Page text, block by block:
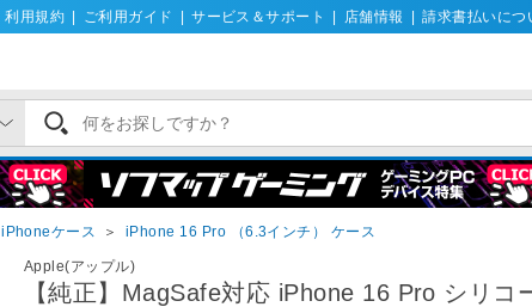
利用規約 ご利用ガイド サービス＆サポート 店舗情報 請求書払いにつ
iPhoneケース ＞ iPhone 16 Pro （6.3インチ） ケース
Apple(アップル)
【純正】MagSafe対応 iPhone 16 Pro シリコ